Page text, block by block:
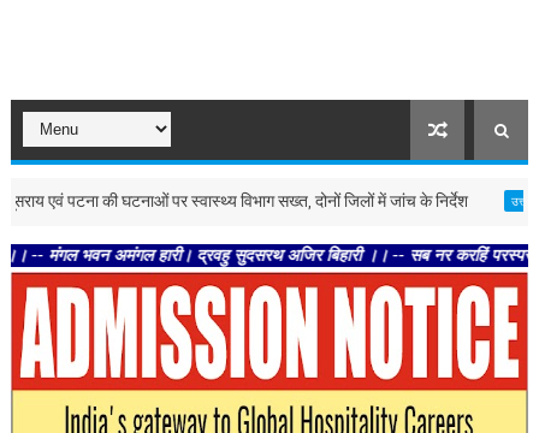
पटना की घटनाओं पर स्वास्थ्य विभाग सख्त, दोनों जिलों में जांच के निर्देश उत्तर-प्रदेश
भवन अमंगल हारी। द्रवहु सुदसरथ अजिर बिहारी ।। -- सब नर करहिं परस्पर प्रीति